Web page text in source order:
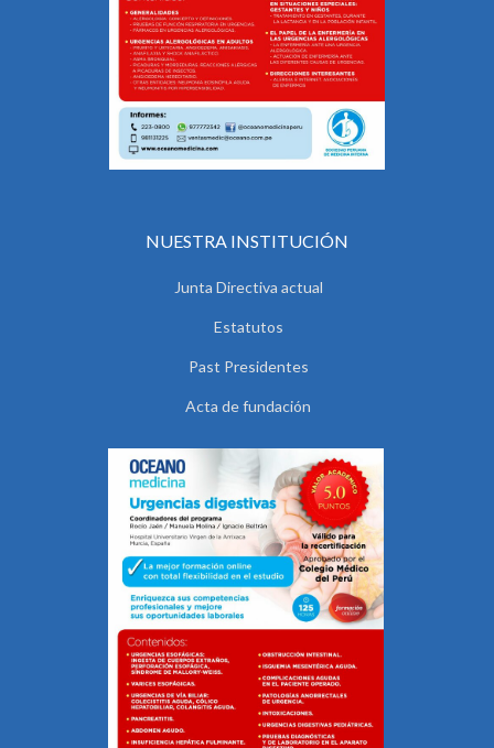
NUESTRA INSTITUCIÓN
Junta Directiva actual
Estatutos
Past Presidentes
Acta de fundación